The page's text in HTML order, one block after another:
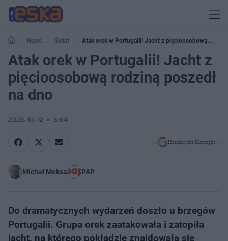
News Świat
Atak orek w Portugalii! Jacht z pięcioosobową
rodziną poszedł na dno
Atak orek w Portugalii! Jacht z
pięcioosobową rodziną poszedł
na dno
2025-10-12 8:54
Dodaj do Google
Michał Meksa PAP
Do dramatycznych wydarzeń doszło u brzegów
Portugalii. Grupa orek zaatakowała i zatopiła
jacht, na którego pokładzie znajdowała się